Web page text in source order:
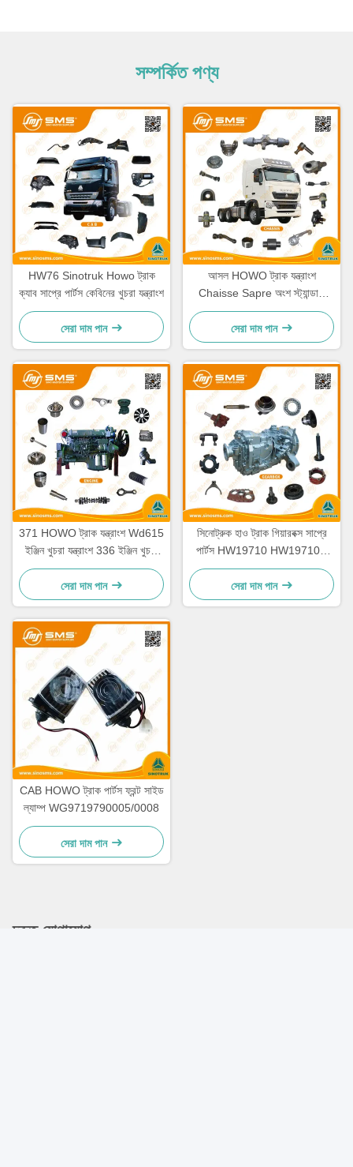
সম্পর্কিত পণ্য
HW76 Sinotruk Howo ট্রাক
ক্যাব সাপ্রে পার্টস কেবিনের খুচরা যন্ত্রাংশ
সেরা দাম পান
আসল HOWO ট্রাক যন্ত্রাংশ
Chaisse Sapre অংশ স্ট্যান্ডার্ড
আকার
সেরা দাম পান
371 HOWO ট্রাক যন্ত্রাংশ Wd615
ইঞ্জিন খুচরা যন্ত্রাংশ 336 ইঞ্জিন খুচরা
যন্ত্রাংশ
সেরা দাম পান
সিনোট্রুক হাও ট্রাক গিয়ারবক্স সাপ্রে
পার্টস HW19710 HW19710T
HW19712
সেরা দাম পান
CAB HOWO ট্রাক পার্টস ফ্রন্ট সাইড
ল্যাম্প WG9719790005/0008
সেরা দাম পান
দ্রুত যোগাযোগ